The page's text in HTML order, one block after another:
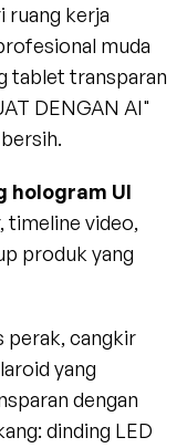
ruang kerja
muda
tablet transparan
DENGAN AI"
hologram UI
timeline video,
produk yang
perak, cangkir
yang
dengan
dinding LED